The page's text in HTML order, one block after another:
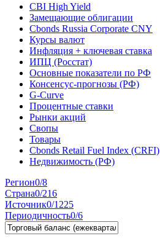
CBI High Yield
Замещающие облигации
Cbonds Russia Corporate CNY
Курсы валют
Инфляция + ключевая ставка
ИПЦ (Росстат)
Основные показатели по РФ
Консенсус-прогнозы (РФ)
G-Curve
Процентные ставки
Рынки акций
Свопы
Товары
Cbonds Retail Fuel Index (CRFI)
Недвижимость (РФ)
Регион0/8
Страна0/216
Источник0/1225
Периодичность0/6